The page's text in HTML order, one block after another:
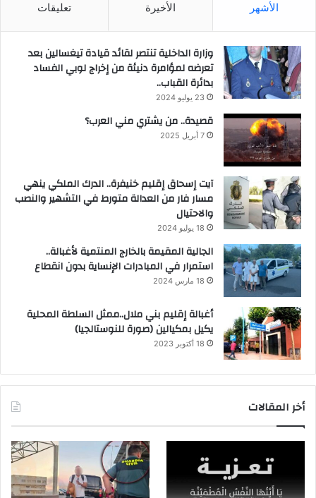
الأشهر الأخيرة تعليقات
وزارة الداخلية تنتصر لقائد قيادة تيغسالين بعد
تعرضه لمؤامرة دنيئة من إخراج لوبي الفساد
بدائرة القباب..
23 يوليو 2024
قصيدة.. من يشتري مني العرب؟
7 أبريل 2025
آيت إسحاق إقليم خنيفرة.. الدرك الملكي ينهي
مسار فار من العدالة متورط في التشهير والنصب
والاحتيال
18 يوليو 2024
الجالية المقيمة بالخارج المنتمية لأغبالة..
استمرار في المبادرات الإنساية بدون انقطاع
18 مارس 2024
أغبالة إقليم بني ملال..ممثل السلطة المحلية
يكيل بمكيالين (صورة للنوستالجيا)
18 أكتوبر 2023
أخر المقالات